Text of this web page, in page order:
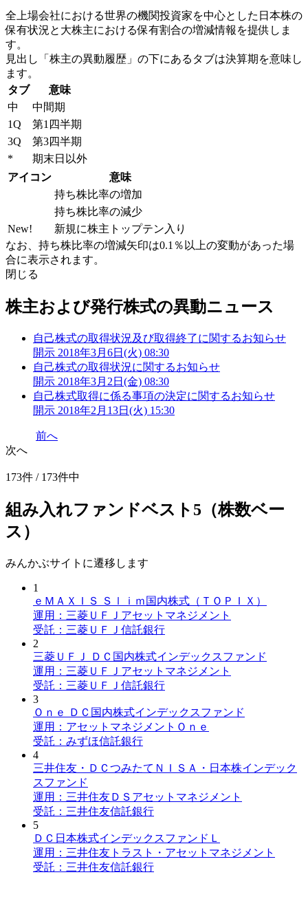
全上場会社における世界の機関投資家を中心とした日本株の
保有状況と大株主における保有割合の増減情報を提供しま
す。
見出し「株主の異動履歴」の下にあるタブは決算期を意味し
ます。
タブ
意味
中
中間期
1Q
第1四半期
3Q
第3四半期
*
期末日以外
アイコン
意味
持ち株比率の増加
持ち株比率の減少
New!
新規に株主トップテン入り
なお、持ち株比率の増減矢印は0.1％以上の変動があった場
合に表示されます。
閉じる
株主および発行株式の異動ニュース
自己株式の取得状況及び取得終了に関するお知らせ
開示 2018年3月6日(火) 08:30
自己株式の取得状況に関するお知らせ
開示 2018年3月2日(金) 08:30
自己株式取得に係る事項の決定に関するお知らせ
開示 2018年2月13日(火) 15:30
前へ
次へ
173件 / 173件中
組み入れファンドベスト5（株数ベー
ス）
みんかぶサイトに遷移します
1
ｅＭＡＸＩＳ Ｓｌｉｍ国内株式（ＴＯＰＩＸ）
運用：三菱ＵＦＪアセットマネジメント
受託：三菱ＵＦＪ信託銀行
2
三菱ＵＦＪ ＤＣ国内株式インデックスファンド
運用：三菱ＵＦＪアセットマネジメント
受託：三菱ＵＦＪ信託銀行
3
Ｏｎｅ ＤＣ国内株式インデックスファンド
運用：アセットマネジメントＯｎｅ
受託：みずほ信託銀行
4
三井住友・ＤＣつみたてＮＩＳＡ・日本株インデック
スファンド
運用：三井住友ＤＳアセットマネジメント
受託：三井住友信託銀行
5
ＤＣ日本株式インデックスファンドＬ
運用：三井住友トラスト・アセットマネジメント
受託：三井住友信託銀行